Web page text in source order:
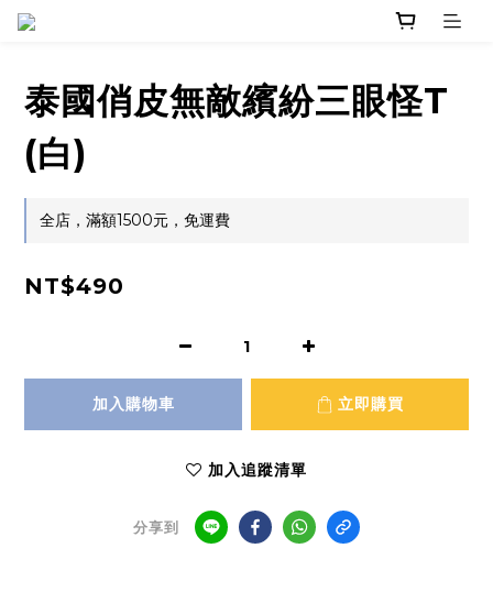
泰國俏皮無敵繽紛三眼怪T
(白)
全店，滿額1500元，免運費
NT$490
加入購物車 立即購買
加入追蹤清單
分享到